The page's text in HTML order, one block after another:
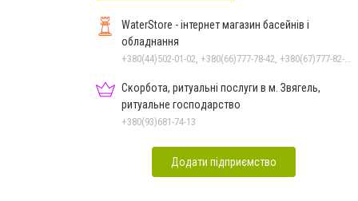
WaterStore - інтернет магазин басейнів і
обладнання
+380(44)502-01-02, +380(66)777-78-42, +380(67)777-82-19, +380(67)890-80-80, +380(73)890-80-80, +380(44)502-01-03
Скорбота, ритуальні послуги в м. Звягель,
ритуальне господарство
+380(93)681-74-13
Додати підприємство